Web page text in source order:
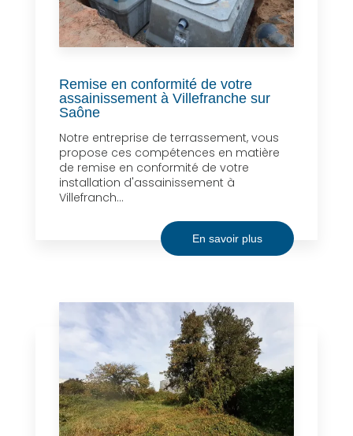
Remise en conformité de votre
assainissement à Villefranche sur
Saône
Notre entreprise de terrassement, vous
propose ces compétences en matière
de remise en conformité de votre
installation d'assainissement à
Villefranch...
En savoir plus